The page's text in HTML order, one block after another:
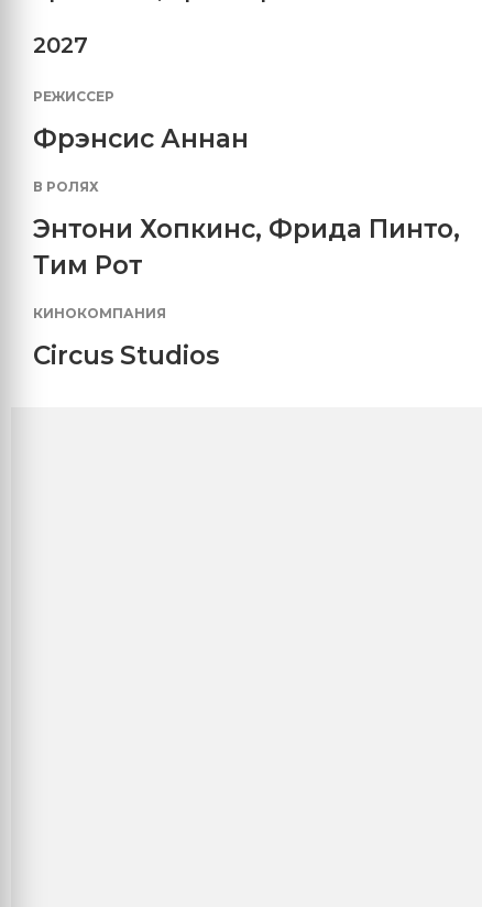
2027
РЕЖИССЕР
Фрэнсис Аннан
В РОЛЯХ
Энтони Хопкинс, Фрида Пинто,
Тим Рот
КИНОКОМПАНИЯ
Circus Studios